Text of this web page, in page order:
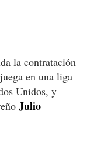
la contratación
en una liga
Unidos, y
Julio